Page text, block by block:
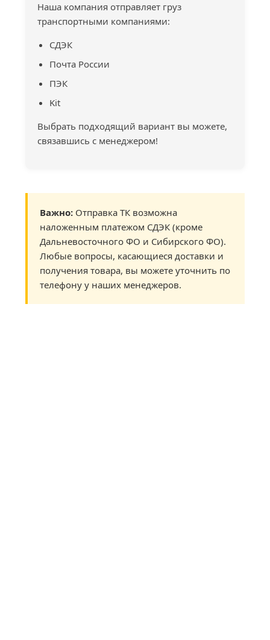
Наша компания отправляет груз
транспортными компаниями:
СДЭК
Почта России
ПЭК
Kit
Выбрать подходящий вариант вы можете,
связавшись с менеджером!
Важно: Отправка ТК возможна
наложенным платежом СДЭК (кроме
Дальневосточного ФО и Сибирского ФО).
Любые вопросы, касающиеся доставки и
получения товара, вы можете уточнить по
телефону у наших менеджеров.